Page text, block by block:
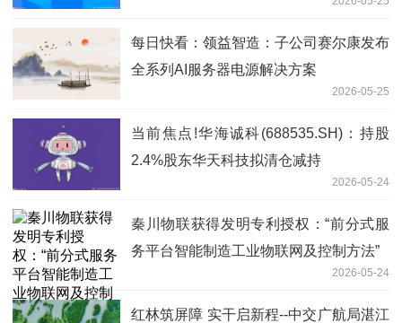
每日快看：领益智造：子公司赛尔康发布
全系列AI服务器电源解决方案
2026-05-25
当前焦点!华海诚科(688535.SH)：持股
2.4%股东华天科技拟清仓减持
2026-05-24
秦川物联获得发明专利授权：“前分式服
务平台智能制造工业物联网及控制方法”
2026-05-24
红林筑屏障 实干启新程--中交广航局湛江